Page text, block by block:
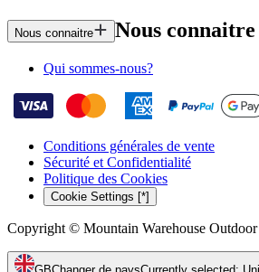
Nous connaitre Nous connaitre
Qui sommes-nous?
Conditions générales de vente
Sécurité et Confidentialité
Politique des Cookies
Cookie Settings [*]
Copyright © Mountain Warehouse